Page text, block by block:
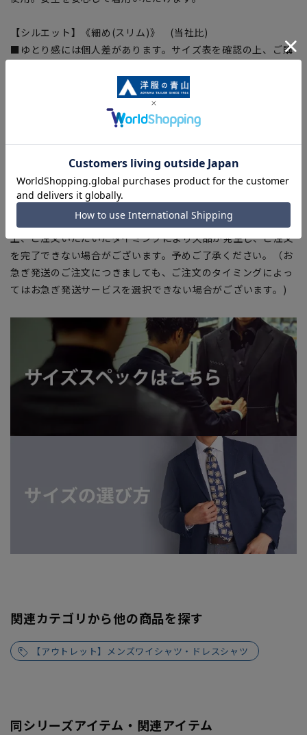
【シルエット】《細め(スリム)》 (当社比)
■ゆとり感には個人差があります。サイズ表を確認の上、ご購
【商品に関するご注意】
■ブラウザやお使いのモニター環境、室内外等の撮影時の環境
■平置き・メジャーでの採寸の為、素材や仕様等により実際の
商品とサイズ表に若干の誤差が生じる場合がございます。予め
ご了承ください。
■店舗や各モールサイトと商品在庫を共有しております関係
上、ご注文いただいたタイミングにより欠品が発生し、ご注文
を完了できない場合がございます。予めご了承ください。（お
急ぎ発送のご注文につきましても、ご注文のタイミングによっ
てはお急ぎ発送サービスを選択できない場合がございます。)
関連カテゴリから他の商品を探す
【アウトレット】メンズワイシャツ・ドレスシャツ
同シリーズアイテム・関連アイテム